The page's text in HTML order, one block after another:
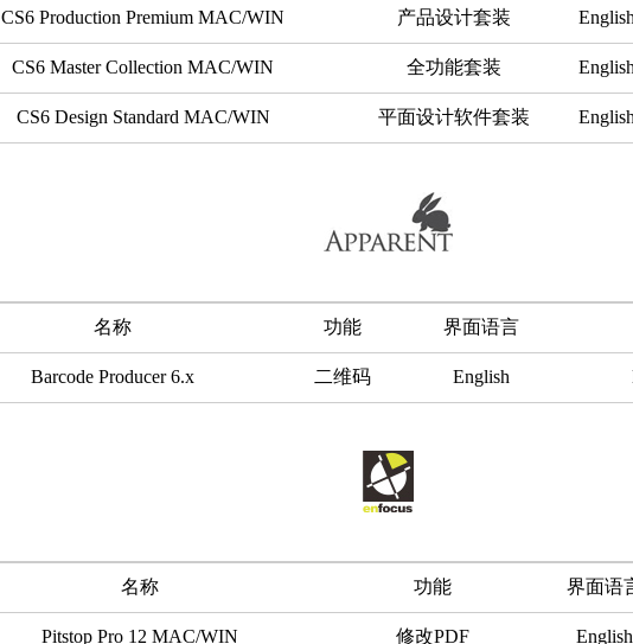
CS6 Production Premium MAC/WIN 产品设计套装
CS6 Master Collection MAC/WIN 全功能套装
CS6 Design Standard MAC/WIN 平面设计软件套装
名称 功能 界面语言
Barcode Producer 6.x 二维码 English
名称 功能 界面语
Pitstop Pro 12 MAC/WIN 修改PDF English